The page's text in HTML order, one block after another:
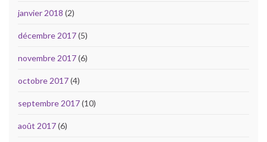
janvier 2018 (2)
décembre 2017(5)
novembre 2017(6)
octobre 2017(4)
septembre 2017(10)
août 2017(6)